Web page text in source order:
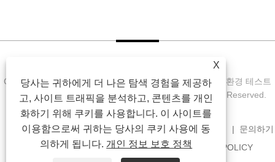
Copyright © 2022 Symor Instrument Equipment Co., Ltd. 환경 테스트
챔버, 전자 건조 캐비닛, 가속 내후 테스트 챔버 All Rights Reserved.
회사 소개 제품 소식 다운로드 문의 보내기
문의하기
연결
SITEMAP RSS XML PRIVACY POLICY
X
당사는 귀하에게 더 나은 탐색 경험을 제공하
고, 사이트 트래픽을 분석하고, 콘텐츠를 개인
화하기 위해 쿠키를 사용합니다. 이 사이트를
이용함으로써 귀하는 당사의 쿠키 사용에 동
의하게 됩니다. 개인 정보 보호 정책